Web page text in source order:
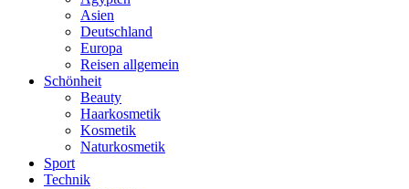
Asien
Deutschland
Europa
Reisen allgemein
Schönheit
Beauty
Haarkosmetik
Kosmetik
Naturkosmetik
Sport
Technik